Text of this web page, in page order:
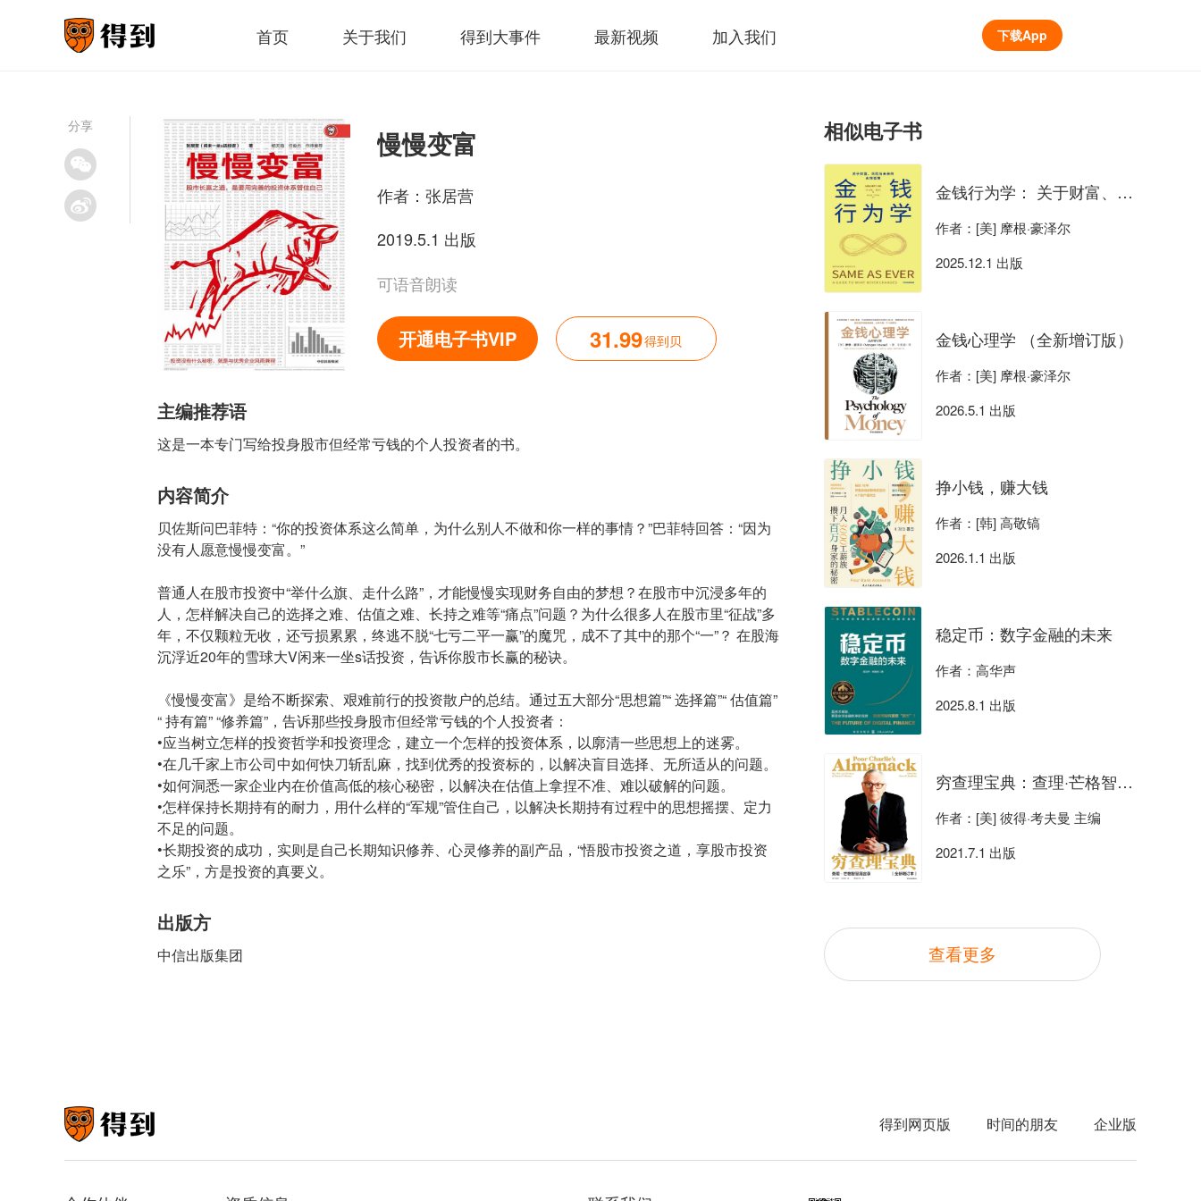
首页 关于我们 得到大事件 最新视频 加入我们 下载App
分享
慢慢变富
作者： 张居营
2019.5.1 出版
可语音朗读
开通电子书VIP 31.99得到贝
主编推荐语
这是一本专门写给投身股市但经常亏钱的个人投资者的书。
内容简介
贝佐斯问巴菲特：“你的投资体系这么简单，为什么别人不做和你一样的事情？”巴菲特回答：“因为
没有人愿意慢慢变富。”
普通人在股市投资中“举什么旗、走什么路”，才能慢慢实现财务自由的梦想？在股市中沉浸多年的
人，怎样解决自己的选择之难、估值之难、长持之难等“痛点”问题？为什么很多人在股市里“征战”多
年，不仅颗粒无收，还亏损累累，终逃不脱“七亏二平一赢”的魔咒，成不了其中的那个“一”？ 在股海
沉浮近20年的雪球大V闲来一坐s话投资，告诉你股市长赢的秘诀。
《慢慢变富》是给不断探索、艰难前行的投资散户的总结。通过五大部分“思想篇”“ 选择篇”“ 估值篇”
“ 持有篇” “修养篇”，告诉那些投身股市但经常亏钱的个人投资者：
•应当树立怎样的投资哲学和投资理念，建立一个怎样的投资体系，以廓清一些思想上的迷雾。
•在几千家上市公司中如何快刀斩乱麻，找到优秀的投资标的，以解决盲目选择、无所适从的问题。
•如何洞悉一家企业内在价值高低的核心秘密，以解决在估值上拿捏不准、难以破解的问题。
•怎样保持长期持有的耐力，用什么样的“军规”管住自己，以解决长期持有过程中的思想摇摆、定力
不足的问题。
•长期投资的成功，实则是自己长期知识修养、心灵修养的副产品，“悟股市投资之道，享股市投资
之乐”，方是投资的真要义。
出版方
中信出版集团
相似电子书
金钱行为学： 关于财富、风险与未来的永恒智慧
作者：[美] 摩根·豪泽尔
2025.12.1 出版
金钱心理学 （全新增订版）
作者：[美] 摩根·豪泽尔
2026.5.1 出版
挣小钱，赚大钱
作者：[韩] 高敬镐
2026.1.1 出版
稳定币：数字金融的未来
作者：高华声
2025.8.1 出版
穷查理宝典：查理·芒格智慧箴言录（全新增订本）
作者：[美] 彼得·考夫曼 主编
2021.7.1 出版
查看更多
得到网页版 时间的朋友 企业版